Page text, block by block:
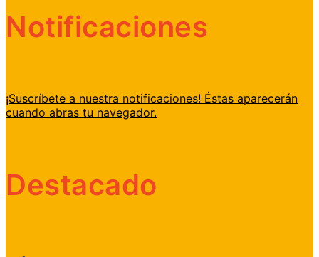
Notificaciones
¡Suscríbete a nuestra notificaciones! Éstas aparecerán
cuando abras tu navegador.
Destacado